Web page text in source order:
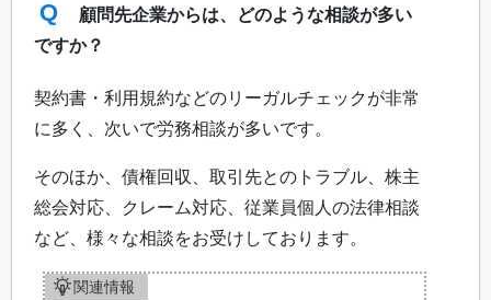
Q
顧問先企業からは、どのような相談が多い
ですか？
契約書・利用規約などのリーガルチェックが非常
に多く、次いで労務相談が多いです。
そのほか、債権回収、取引先とのトラブル、株主
総会対応、クレーム対応、従業員個人の法律相談
など、様々な相談をお受けしております。
関連情報